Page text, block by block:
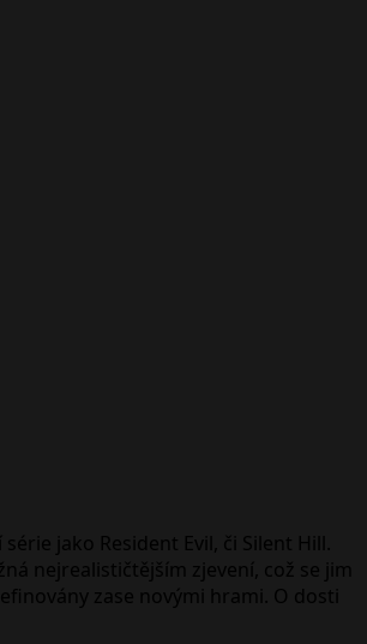
jako Resident Evil, či Silent Hill.
nejrealističtějším zjevení, což se jim
zase novými hrami. O dosti